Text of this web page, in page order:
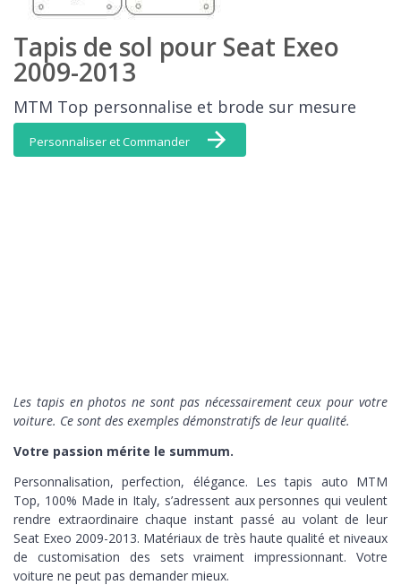
Tapis de sol pour Seat Exeo
2009-2013
MTM Top personnalise et brode sur mesure
Personnaliser et Commander
Les tapis en photos ne sont pas nécessairement ceux pour votre
voiture. Ce sont des exemples démonstratifs de leur qualité.
Votre passion mérite le summum.
Personnalisation, perfection, élégance. Les tapis auto MTM
Top, 100% Made in Italy, s’adressent aux personnes qui veulent
rendre extraordinaire chaque instant passé au volant de leur
Seat Exeo 2009-2013. Matériaux de très haute qualité et niveaux
de customisation des sets vraiment impressionnant. Votre
voiture ne peut pas demander mieux.